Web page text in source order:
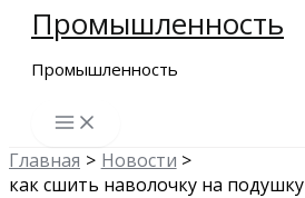
Перейти
содержимому
Промышленность
Промышленность
Главная
Новости
как сшить наволочку на подушку